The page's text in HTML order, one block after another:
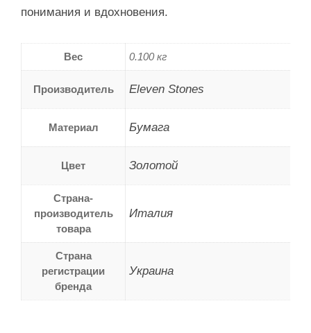
понимания и вдохновения.
Вес 0.100 кг
Производитель Eleven Stones
Материал Бумага
Цвет Золотой
Страна-
производитель
товара
Италия
Страна
регистрации
бренда
Украина